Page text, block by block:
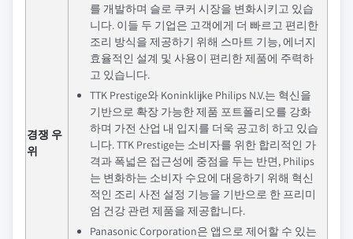
경쟁 우
위
를 개발하며 슬로 쿠커 시장을 변화시키고 있습
니다. 이들 두 기업은 고객에게 더 빠르고 편리한
조리 방식을 제공하기 위해 스마트 기능, 에너지
효율적인 설계 및 사용이 편리한 제품에 주력하
고 있습니다.
TTK Prestige와 Koninklijke Philips N.V.는 혁신을
기반으로 확장 가능한 제품 포트폴리오를 강화
하며 가전 산업 내 입지를 더욱 공고히 하고 있습
니다. TTK Prestige는 소비자를 위한 합리적인 가
격과 폭넓은 접근성에 중점을 두는 반면, Philips
는 변화하는 소비자 수요에 대응하기 위해 혁신
적인 조리 사전 설정 기능을 기반으로 한 프리미
엄 건강 관련 제품을 제공합니다.
Panasonic Corporation은 앱으로 제어할 수 있는